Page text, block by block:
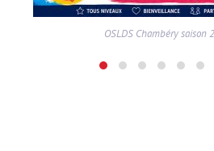
OSLDS Chambéry saison